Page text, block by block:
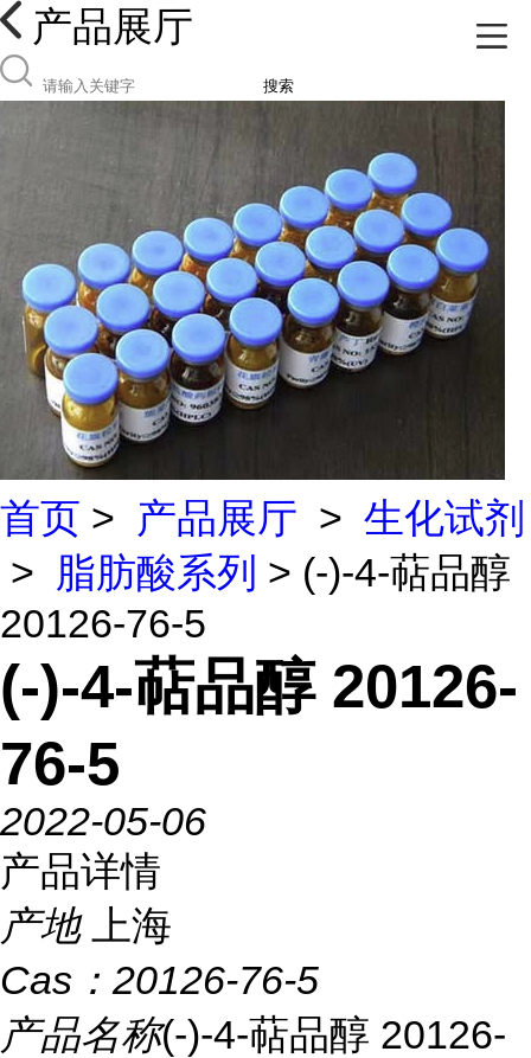
产品展厅
搜索
首页 > 产品展厅 > 生化试剂
> 脂肪酸系列 > (-)-4-萜品醇
20126-76-5
(-)-4-萜品醇 20126-
76-5
2022-05-06
产品详情
产地
上海
Cas： 20126-76-5
产品名称(-)-4-萜品醇 20126-